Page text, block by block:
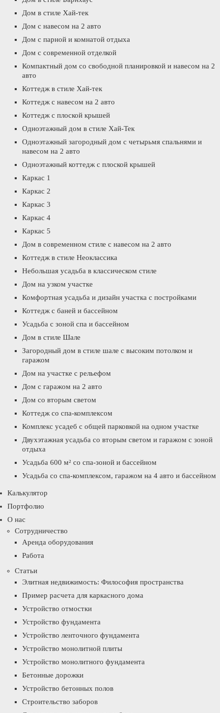
Дом в стиле Хай-тек
Дом с навесом на 2 авто
Дом с парной и комнатой отдыха
Дом с современной отделкой
Компактный дом со свободной планировкой и навесом на 2
авто
Коттедж в стиле Хай-тек
Коттедж с навесом на 2 авто
Коттедж с плоской крышей
Одноэтажный дом в стиле Хай-Тек
Одноэтажный загородный дом с четырьмя спальнями и
навесом на 2 авто
Одноэтажный коттедж с плоской крышей
Каркас 1
Каркас 2
Каркас 3
Каркас 4
Каркас 5
Дом в современном стиле с навесом на 2 авто
Коттедж в стиле Неоклассика
Небольшая усадьба в классическом стиле
Дом на узком участке
Комфортная усадьба и дизайн участка с постройками
Коттедж с баней и бассейном
Усадьба с зоной спа и бассейном
Дом в стиле Шале
Загородный дом в стиле шале с высоким потолком и
гаражом
Дом на участке с рельефом
Дом с гаражом на 2 авто
Дом со вторым светом
Коттедж со спа-комплексом
Комплекс усадеб с общей парковкой на одном участке
Двухэтажная усадьба со вторым светом и гаражом с зоной
отдыха
Усадьба 600 м² со спа-зоной и бассейном
Усадьба со спа-комплексом, гаражом на 4 авто и бассейном
Калькулятор
Портфолио
О нас
Сотрудничество
Аренда оборудования
Работа
Статьи
Элитная недвижимость: Философия пространства
Пример расчета для каркасного дома
Устройство отмостки
Устройство фундамента
Устройство ленточного фундамента
Устройство монолитной плиты
Устройство монолитного фундамента
Бетонные дорожки
Устройство бетонных полов
Строительство заборов